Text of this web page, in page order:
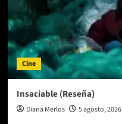
Cine
Insaciable (Reseña)
Diana Merlos 5 agosto, 2026